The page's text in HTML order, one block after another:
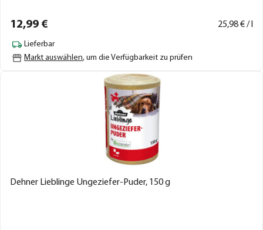
12,99 € 25,98€ / l
Lieferbar
Markt auswählen, um die Verfügbarkeit zu prüfen
Dehner Lieblinge Ungeziefer-Puder, 150 g